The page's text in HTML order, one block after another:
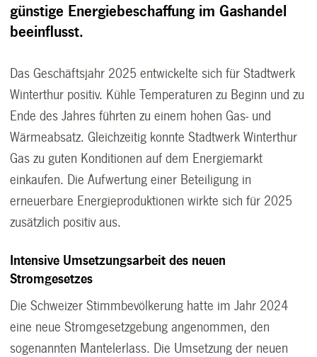
günstige Energiebeschaffung im Gashandel
beeinflusst.
Das Geschäftsjahr 2025 entwickelte sich für Stadtwerk
Winterthur positiv. Kühle Temperaturen zu Beginn und zu
Ende des Jahres führten zu einem hohen Gas- und
Wärmeabsatz. Gleichzeitig konnte Stadtwerk Winterthur
Gas zu guten Konditionen auf dem Energiemarkt
einkaufen. Die Aufwertung einer Beteiligung in
erneuerbare Energieproduktionen wirkte sich für 2025
zusätzlich positiv aus.
Intensive Umsetzungsarbeit des neuen
Stromgesetzes
Die Schweizer Stimmbevölkerung hatte im Jahr 2024
eine neue Stromgesetzgebung angenommen, den
sogenannten Mantelerlass. Die Umsetzung der neuen